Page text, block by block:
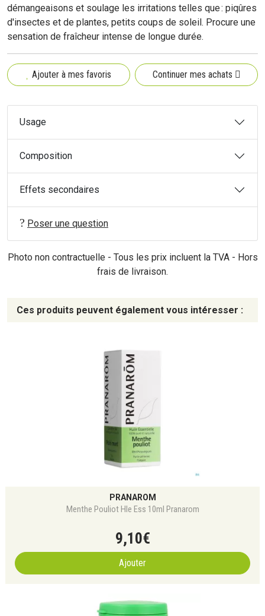
démangeaisons et soulage les irritations telles que : piqûres
d'insectes et de plantes, petits coups de soleil. Procure une
sensation de fraîcheur intense de longue durée.
Ajouter à mes favoris Continuer mes achats
Usage
Composition
Effets secondaires
Poser une question
Photo non contractuelle - Tous les prix incluent la TVA - Hors
frais de livraison.
Ces produits peuvent également vous intéresser :
PRANAROM
Menthe Pouliot Hle Ess 10ml Pranarom
9,10€
Ajouter